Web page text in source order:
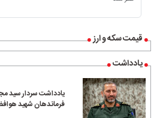
قیمت سکه و ارز
یادداشت
یادداشت سردار سید
فرماندهان شهید